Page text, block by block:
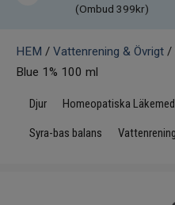
Varumärken
Kosttillskott
(Ombud 399kr)
HEM / Vattenrening & Övrigt /
Blue 1% 100 ml
Djur Homeopatiska
Syra-bas balans Vattenrening